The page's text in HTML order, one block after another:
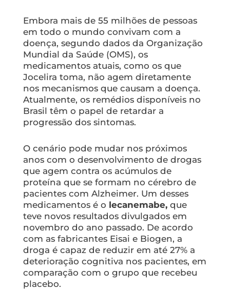
Embora mais de 55 milhões de pessoas
em todo o mundo convivam com a
doença, segundo dados da Organização
Mundial da Saúde (OMS), os
medicamentos atuais, como os que
Jocelira toma, não agem diretamente
nos mecanismos que causam a doença.
Atualmente, os remédios disponíveis no
Brasil têm o papel de retardar a
progressão dos sintomas.
O cenário pode mudar nos próximos
anos com o desenvolvimento de drogas
que agem contra os acúmulos de
proteína que se formam no cérebro de
pacientes com Alzheimer. Um desses
medicamentos é o lecanemabe,que
teve novos resultados divulgados em
novembro do ano passado. De acordo
com as fabricantes Eisai e Biogen, a
droga é capaz de reduzir em até 27% a
deterioração cognitiva nos pacientes, em
comparação com o grupo que recebeu
placebo.